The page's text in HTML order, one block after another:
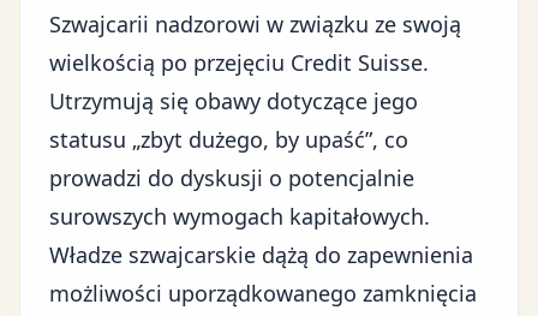
Szwajcarii nadzorowi w związku ze swoją
wielkością po przejęciu Credit Suisse.
Utrzymują się obawy dotyczące jego
statusu „zbyt dużego, by upaść”, co
prowadzi do dyskusji o potencjalnie
surowszych wymogach kapitałowych.
Władze szwajcarskie dążą do zapewnienia
możliwości uporządkowanego zamknięcia